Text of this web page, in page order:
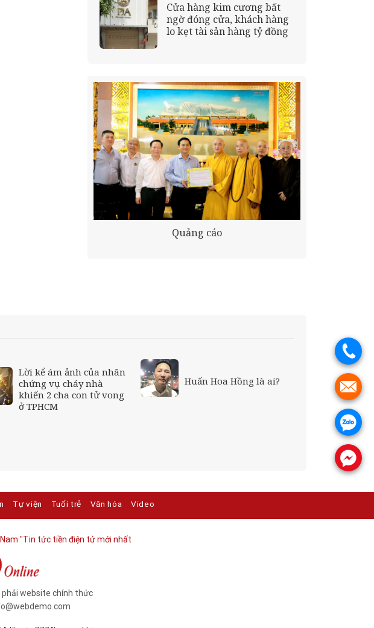
Cửa hàng kim cương bất
ngờ đóng cửa, khách hàng
lo kẹt tài sản hàng tỷ đồng
Quảng cáo
Lời kể ám ảnh của nhân
chứng vụ cháy nhà
khiến 2 cha con tử vong
ở TPHCM
Huấn Hoa Hồng là ai?
Tự viện Tuổi trẻ Văn hóa Video
"Tin tức tiền điện tử mới nhất​
phải website chính thức
.
.
.
.